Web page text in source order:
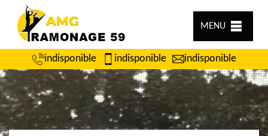
MENU
indisponible indisponible indisponible